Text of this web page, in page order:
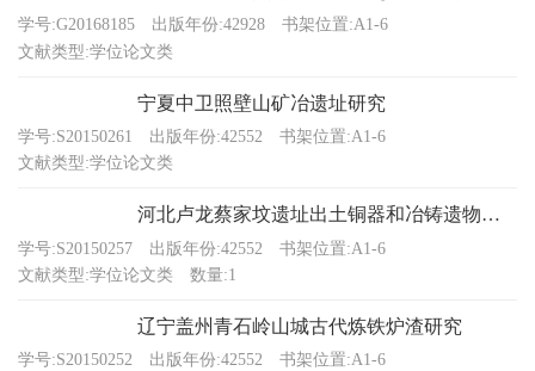
学号:G20168185 出版年份:42928
书架位置:A1-6
文献类型:学位论文类
宁夏中卫照壁山矿冶遗址研究
学号:S20150261 出版年份:42552
书架位置:A1-6
文献类型:学位论文类
河北卢龙蔡家坟遗址出土铜器和冶铸遗物的初步研究
学号:S20150257 出版年份:42552
书架位置:A1-6
文献类型:学位论文类
数量:1
辽宁盖州青石岭山城古代炼铁炉渣研究
学号:S20150252 出版年份:42552
书架位置:A1-6